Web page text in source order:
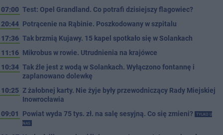
07:00 Test: Opel Grandland. Co potrafi dzisiejszy flagowiec?
20:44 Potrącenie na Rąbinie. Poszkodowany w szpitalu
17:36 Tak brzmią Kujawy. 15 kapel spotkało się w Solankach
11:16 Mikrobus w rowie. Utrudnienia na krajówce
10:34 Tak źle jest z wodą w Solankach. Wyłączono fontannę i
zaplanowano dolewkę
10:25 Z żałobnej karty. Nie żyje były przewodniczący Rady Miejskiej
Inowrocławia
09:01
Powiat wyda 75 tys. zł. na salę sesyjną. Co się zmieni?
TYLKO U
NAS